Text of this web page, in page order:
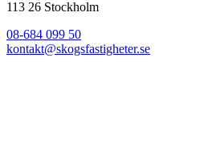
113 26 Stockholm
08-684 099 50
kontakt@skogsfastigheter.se